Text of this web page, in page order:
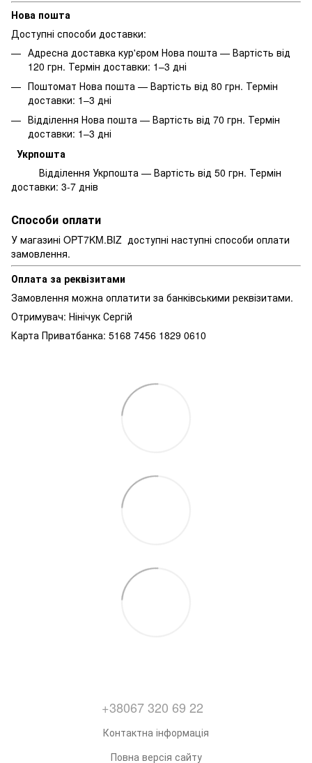
Нова пошта
Доступні способи доставки:
Адресна доставка кур'єром Нова пошта — Вартість від
120 грн. Термін доставки: 1–3 дні
Поштомат Нова пошта — Вартість від 80 грн. Термін
доставки: 1–3 дні
Відділення Нова пошта — Вартість від 70 грн. Термін
доставки: 1–3 дні
Укрпошта
Відділення Укрпошта — Вартість від 50 грн. Термін
доставки: 3-7 днів
Способи оплати
У магазині OPT7KM.BIZ доступні наступні способи оплати
замовлення.
Оплата за реквізитами
Замовлення можна оплатити за банківськими реквізитами.
Отримувач: Нінічук Сергій
Карта Приватбанка: 5168 7456 1829 0610
+38067 320 69 22
Контактна інформація
Повна версія сайту